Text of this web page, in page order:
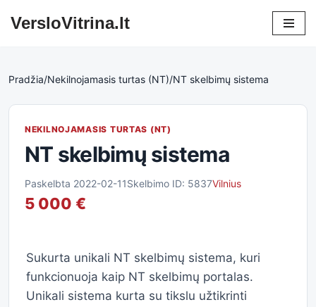
VersloVitrina.lt
Pradžia/Nekilnojamasis turtas (NT)/NT skelbimų sistema
NEKILNOJAMASIS TURTAS (NT)
NT skelbimų sistema
Paskelbta 2022-02-11Skelbimo ID: 5837Vilnius
5 000 €
Sukurta unikali NT skelbimų sistema, kuri
funkcionuoja kaip NT skelbimų portalas.
Unikali sistema kurta su tikslu užtikrinti